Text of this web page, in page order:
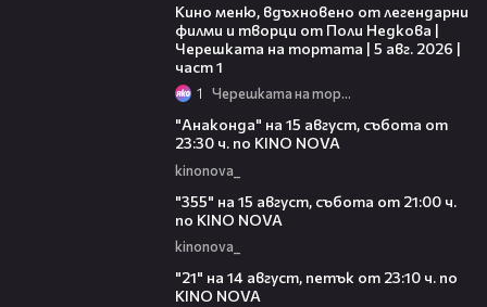
Кино меню, вдъхновено от легендарни
филми и творци от Поли Недкова |
Черешката на тортата | 5 авг. 2026 |
част 1
1 Черешката на тортата
"Анаконда" на 15 август, събота от
23:30 ч. по KINO NOVA
kinonova_
"355" на 15 август, събота от 21:00 ч.
по KINO NOVA
kinonova_
"21" на 14 август, петък от 23:10 ч. по
KINO NOVA